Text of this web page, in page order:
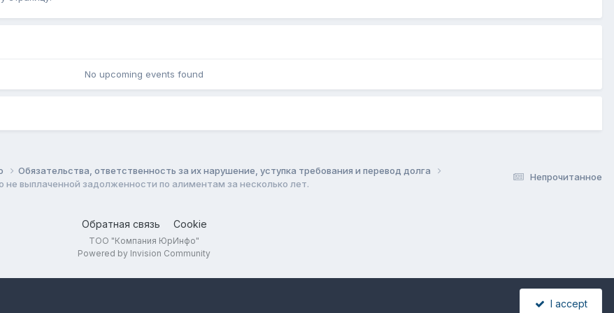
No upcoming events found
Непрочитанное
Обязательства, ответственность за их нарушение, уступка требования и перевод долга
выплаченной задолженности по алиментам за несколько лет.
Обратная связь Cookie
ТОО "Компания ЮрИнфо"
Powered by Invision Community
I accept